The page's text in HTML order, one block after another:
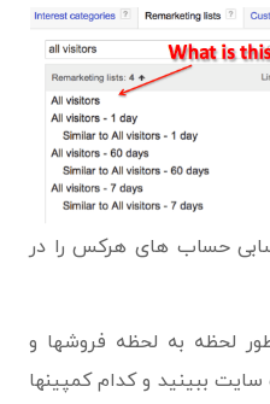
حساب های هرکس را در
لحظه به لحظه فروشها و
ببینید و کدام کمپینها